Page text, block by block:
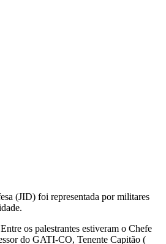
(JID) foi representada por militares
os palestrantes estiveram o Chefe
do GATI-CO, Tenente Capitão (